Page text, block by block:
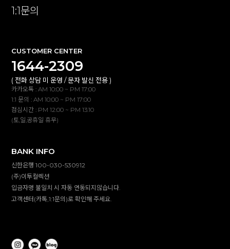
1:1문의
CUSTOMER CENTER
1644-2309
( 전화 상담 미 운영 / 문자 발신 전용 )
카카오톡 : AM 10:00 ~ PM 17:00
1:1 문의 : AM 10:00 ~ PM 17:00
점심시간 : PM 12:00 ~ PM 13:10
(토,일,공휴일 휴무)
BANK INFO
신한은행 100-030-530912
(주)이투컬렉션
입금자명 불일치 시 자동 연동되지않습니다.
고객센터(카톡,1:1문의)로 확인해 주세요.